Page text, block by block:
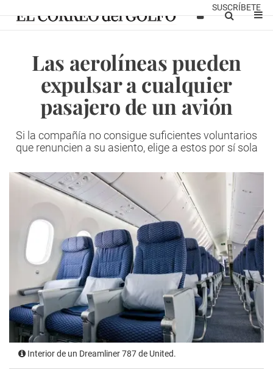
SUSCRÍBETE
Las aerolíneas pueden
expulsar a cualquier
pasajero de un avión
Si la compañía no consigue suficientes voluntarios
que renuncien a su asiento, elige a estos por sí sola
Interior de un Dreamliner 787 de United.